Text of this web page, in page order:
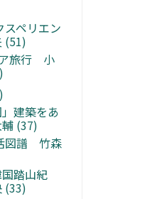
スペリエン
(51)
旅行 小
建築をあ
(37)
図譜 竹森
踏山紀
(33)